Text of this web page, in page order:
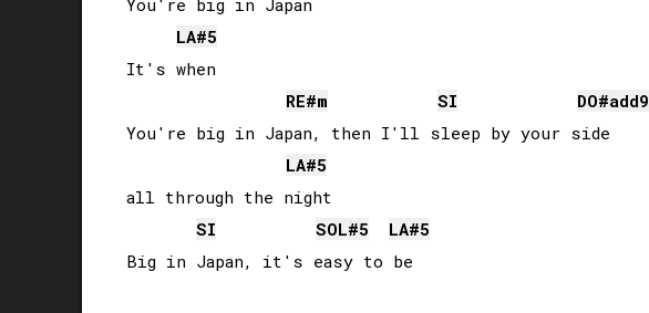
You're big in Japan
LA#5
It's when
RE#m SI DO#add9
You're big in Japan, then I'll sleep by your side
LA#5
all through the night
SI
SOL#5 LA#5
Big in Japan, it's easy to be